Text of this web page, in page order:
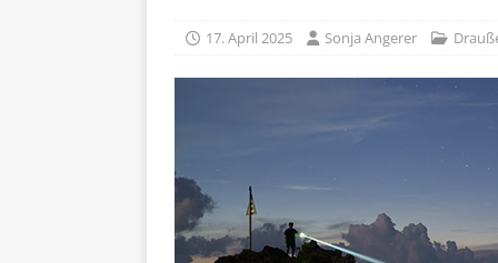
[ 5. August 2026 ]
17. April 2025 Sonja Angerer